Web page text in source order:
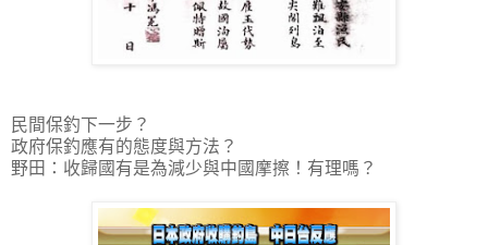
民間保釣下一步？
政府保釣應有的態度與方法？
野田：收歸國有是為減少與中國摩擦！有理嗎？